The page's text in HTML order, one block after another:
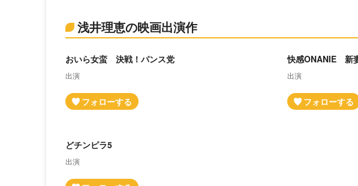
浅井理恵の映画出演作
おいら女蛮 決戦！パンス党
出演
快感ONANIE 新
出演
どチンピラ5
出演